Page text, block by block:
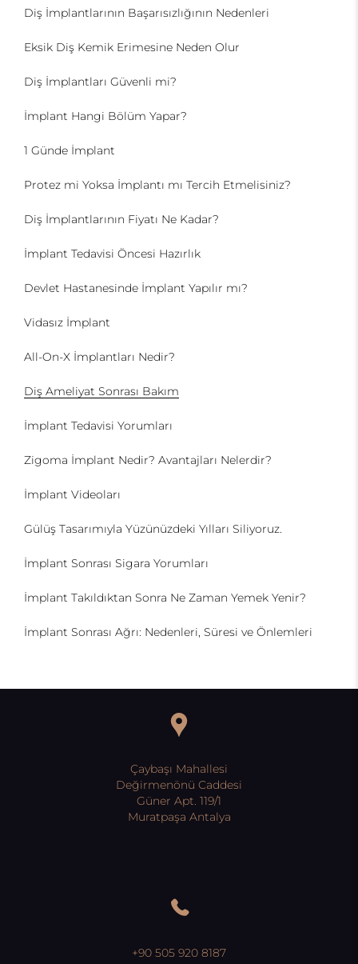
Diş İmplantlarının Başarısızlığının Nedenleri
Eksik Diş Kemik Erimesine Neden Olur
Diş İmplantları Güvenli mi?
İmplant Hangi Bölüm Yapar?
1 Günde İmplant
Protez mi Yoksa İmplantı mı Tercih Etmelisiniz?
Diş İmplantlarının Fiyatı Ne Kadar?
İmplant Tedavisi Öncesi Hazırlık
Devlet Hastanesinde İmplant Yapılır mı?
Vidasız İmplant
All-On-X İmplantları Nedir?
Diş Ameliyat Sonrası Bakım
İmplant Tedavisi Yorumları
Zigoma İmplant Nedir? Avantajları Nelerdir?
İmplant Videoları
Gülüş Tasarımıyla Yüzünüzdeki Yılları Siliyoruz.
İmplant Sonrası Sigara Yorumları
İmplant Takıldıktan Sonra Ne Zaman Yemek Yenir?
İmplant Sonrası Ağrı: Nedenleri, Süresi ve Önlemleri
Çaybaşı Mahallesi
Değirmenönü Caddesi
Güner Apt. 119/1
Muratpaşa Antalya
+90 505 920 8187